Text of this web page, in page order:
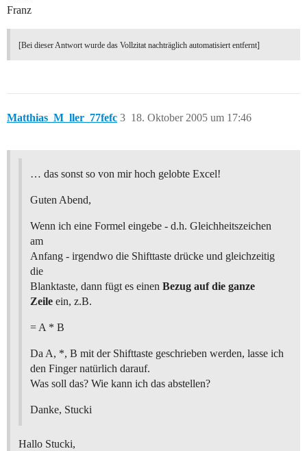
Franz
[Bei dieser Antwort wurde das Vollzitat nachträglich automatisiert entfernt]
Matthias_M_ller_77fefc 18. Oktober 2005 um 17:46
3
… das sonst so von mir hoch gelobte Excel!
Guten Abend,
Wenn ich eine Formel eingebe - d.h. Gleichheitszeichen
am
Anfang - irgendwo die Shifttaste drücke und gleichzeitig
die
Blanktaste, dann fügt es einen Bezug auf die ganze
Zeile ein, z.B.
= A * B
Da A, *, B mit der Shifttaste geschrieben werden, lasse ich
den Finger natürlich darauf.
Was soll das? Wie kann ich das abstellen?
Danke, Stucki
Hallo Stucki,